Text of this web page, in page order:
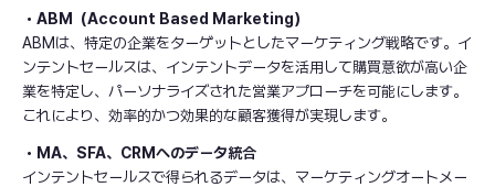
・ABM（Account Based Marketing）
ABMは、特定の企業をターゲットとしたマーケティング戦略です。イ
ンテントセールスは、インテントデータを活用して購買意欲が高い企
業を特定し、パーソナライズされた営業アプローチを可能にします。
これにより、効率的かつ効果的な顧客獲得が実現します。
・MA、SFA、CRMへのデータ統合
インテントセールスで得られるデータは、マーケティングオートメー